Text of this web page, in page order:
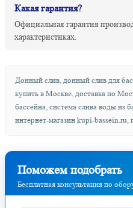
Какая гарантия?
Официальная гарантия
характеристиках.
Донный слив, донный слив для
купить в Москве, доставка по
бассейна, система слива воды из
интернет-магазин kupi-bassein.ru,
Поможем подобрать
Бесплатная консультация по